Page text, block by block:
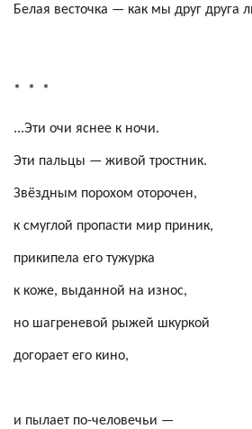
Белая весточка — как мы друг друга
* * *
...Эти очи яснее к ночи.
Эти пальцы — живой тростник.
Звёздным порохом оторочен,
к смуглой пропасти мир приник,
прикипела его тужурка
к коже, выданной на износ,
но шагреневой рыжей шкуркой
догорает его кино,
и пылает по-человечьи —